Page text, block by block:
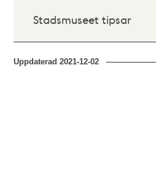
Stadsmuseet tipsar
Uppdaterad2021-12-02